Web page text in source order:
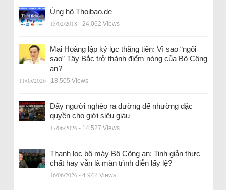
Ủng hộ Thoibao.de
15/02/2018 - 24.062 Views
Mai Hoàng lập kỷ lục thăng tiến: Vì sao “ngôi
sao” Tây Bắc trở thành điểm nóng của Bộ Công
an?
11/05/2026 - 18.505 Views
Đẩy người nghèo ra đường để nhường đặc
quyền cho giới siêu giàu
17/06/2026 - 14.527 Views
Thanh lọc bộ máy Bộ Công an: Tinh giản thực
chất hay vẫn là màn trình diễn lấy lệ?
16/06/2026 - 4.942 Views